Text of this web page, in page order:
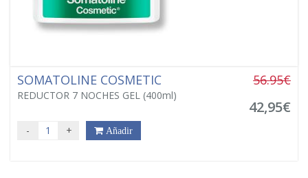
SOMATOLINE COSMETIC
REDUCTOR 7 NOCHES GEL (400ml)
56.95€
42,95€
- + Añadir